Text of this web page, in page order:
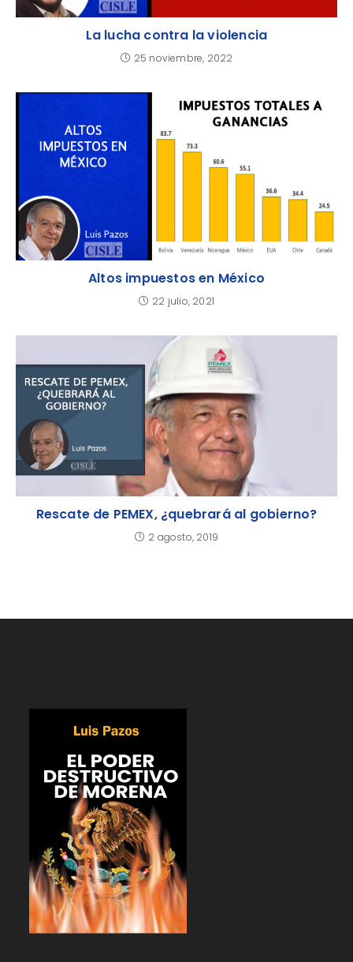
La lucha contra la violencia
25 noviembre, 2022
Altos impuestos en México
22 julio, 2021
Rescate de PEMEX, ¿quebrará al gobierno?
2 agosto, 2019